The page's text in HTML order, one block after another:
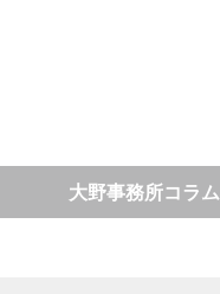
大野事務所コラム